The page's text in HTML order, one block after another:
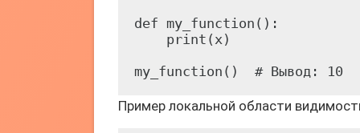
def my_function():
    print(x)
Пример локальной области